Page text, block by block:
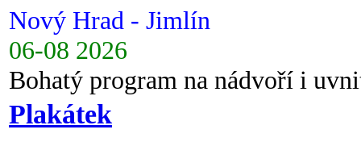
Nový Hrad - Jimlín
06-08 2026
Bohatý program na nádvoří i
Plakátek